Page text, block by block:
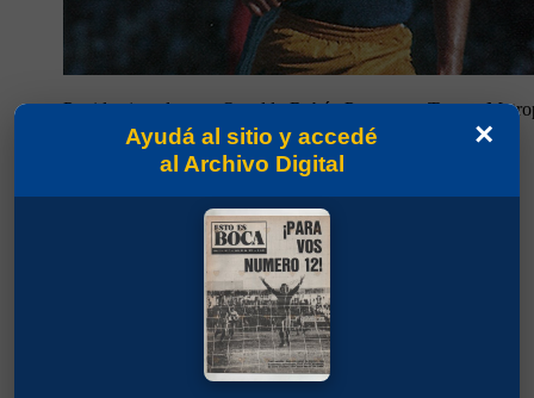
Partidos jugados por Osvaldo Rubén Potente en Torneo
Ferrero, Enzo
×
Ayudá al sitio y accedé
al Archivo Digital